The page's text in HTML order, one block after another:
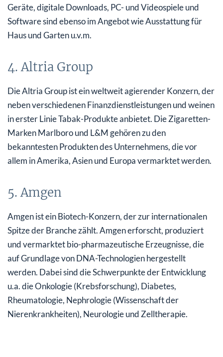
Geräte, digitale Downloads, PC- und Videospiele und
Software sind ebenso im Angebot wie Ausstattung für
Haus und Garten u.v.m.
4. Altria Group
Die Altria Group ist ein weltweit agierender Konzern, der
neben verschiedenen Finanzdienstleistungen und weinen
in erster Linie Tabak-Produkte anbietet. Die Zigaretten-
Marken Marlboro und L&M gehören zu den
bekanntesten Produkten des Unternehmens, die vor
allem in Amerika, Asien und Europa vermarktet werden.
5. Amgen
Amgen ist ein Biotech-Konzern, der zur internationalen
Spitze der Branche zählt. Amgen erforscht, produziert
und vermarktet bio-pharmazeutische Erzeugnisse, die
auf Grundlage von DNA-Technologien hergestellt
werden. Dabei sind die Schwerpunkte der Entwicklung
u.a. die Onkologie (Krebsforschung), Diabetes,
Rheumatologie, Nephrologie (Wissenschaft der
Nierenkrankheiten), Neurologie und Zelltherapie.